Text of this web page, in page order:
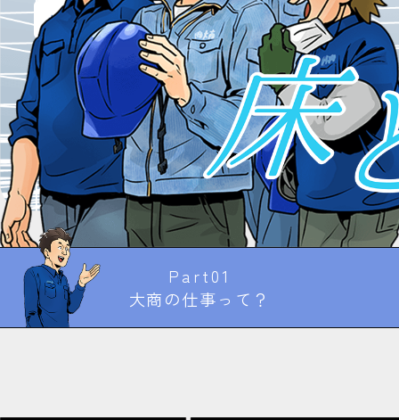
式
会
社
大
商
|
採
用
情
報
イ
＃マンガで分かる大商 ＃未経験OK
Part01
大商の仕事って？